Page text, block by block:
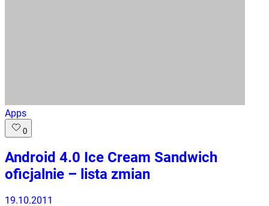
Apps
0
Android 4.0 Ice Cream Sandwich
oficjalnie – lista zmian
19.10.2011